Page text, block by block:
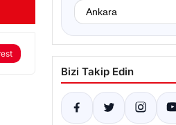
Bizi Takip Edin